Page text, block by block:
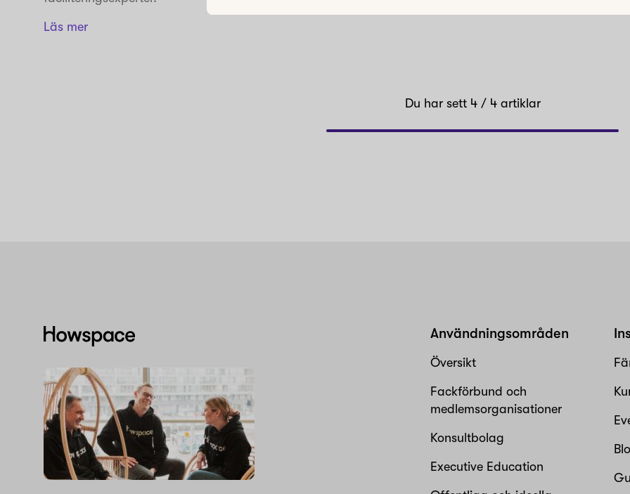
Läs mer
Du har sett 4 / 4artiklar
Howspace Användningsområden
Översikt
Fackförbund och
medlemsorganisationer
Konsultbolag
Executive Education